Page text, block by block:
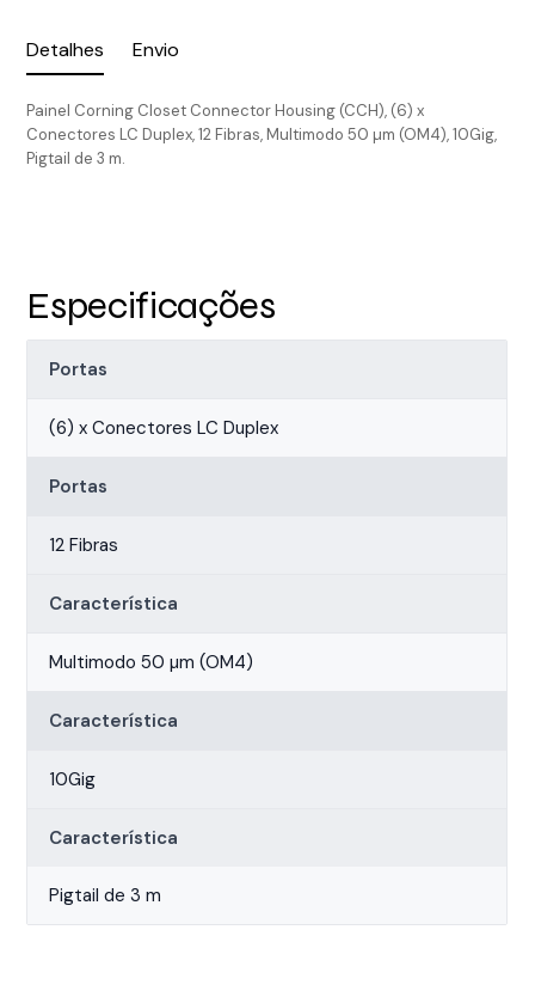
Detalhes Envio
Painel Corning Closet Connector Housing (CCH), (6) x
Conectores LC Duplex, 12 Fibras, Multimodo 50 µm (OM4), 10Gig,
Pigtail de 3 m.
Especificações
Portas
(6) x Conectores LC Duplex
Portas
12 Fibras
Característica
Multimodo 50 µm (OM4)
Característica
10Gig
Característica
Pigtail de 3 m